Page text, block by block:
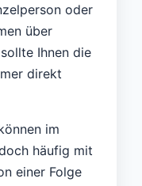
oder
über
Ihnen die
direkt
im
häufig mit
einer Folge